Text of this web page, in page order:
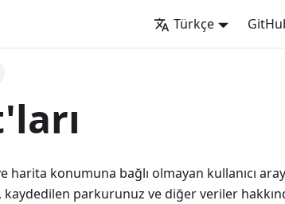
Türkçe
konumuna bağlı olmayan kullanıcı
kaydedilen parkurunuz ve diğer veriler